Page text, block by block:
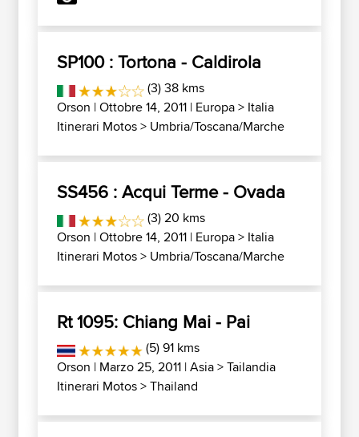
SP100 : Tortona - Caldirola
(3) 38 kms
Orson | Ottobre 14, 2011 | Europa> Italia
Itinerari Motos> Umbria/Toscana/Marche
SS456 : Acqui Terme - Ovada
(3) 20 kms
Orson | Ottobre 14, 2011 | Europa> Italia
Itinerari Motos> Umbria/Toscana/Marche
Rt 1095: Chiang Mai - Pai
(5) 91 kms
Orson | Marzo 25, 2011 |Asia>Tailandia
Itinerari Motos>Thailand